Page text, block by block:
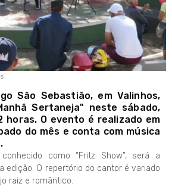
São Sebastião, em Valinhos,
Sertaneja" neste sábado,
horas. O evento é realizado em
do mês e conta com música
como “Fritz Show”, será a
edição. O repertório do cantor é variado
raiz e romântico.